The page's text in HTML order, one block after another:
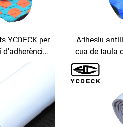
YCDECK per
d'adherència
Adhesiu
cua de taula
coberta EVA
i